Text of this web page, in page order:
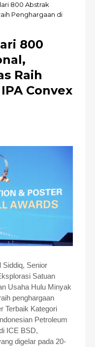
800 Abstrak
Penghargaan di
800
Raih
Convex
Siddiq, Senior
Satuan
Usaha Hulu Minyak
penghargaan
Terbaik Kategori
Petroleum
ICE BSD,
digelar pada 20-